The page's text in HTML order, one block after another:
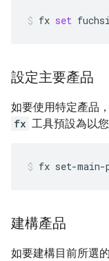
fx set
設定主要產品
如要使用特定產品
fx 工具預設為以
fx set-main-
建構產品
如要建構目前所選